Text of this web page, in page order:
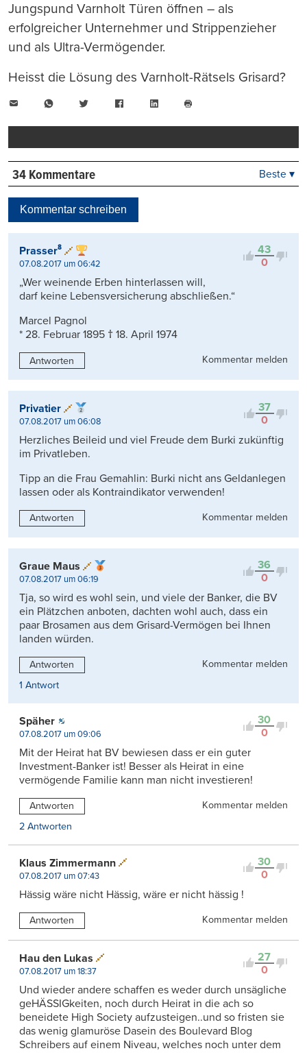
Jungspund Varnholt Türen öffnen – als
erfolgreicher Unternehmer und Strippenzieher
und als Ultra-Vermögender.
Heisst die Lösung des Varnholt-Rätsels Grisard?
WhatsAppTwitter FacebookLinkedIn
drucken
34 Kommentare
Kontrovers
Beste ▾
Kommentar schreiben
43
0
Prasser⁸
07.08.2017 um 06:42
„Wer weinende Erben hinterlassen will,
darf keine Lebensversicherung abschließen.“
Marcel Pagnol
* 28. Februar 1895 † 18. April 1974
Antworten Kommentar melden
37
0
Privatier
07.08.2017 um 06:08
Herzliches Beileid und viel Freude dem Burki zukünftig
im Privatleben.
Tipp an die Frau Gemahlin: Burki nicht ans Geldanlegen
lassen oder als Kontraindikator verwenden!
Antworten Kommentar melden
36
0
Graue Maus
07.08.2017 um 06:19
Tja, so wird es wohl sein, und viele der Banker, die BV
ein Plätzchen anboten, dachten wohl auch, dass ein
paar Brosamen aus dem Grisard-Vermögen bei Ihnen
landen würden.
Antworten
Kommentar melden
1 Antwort
30
0
Späher
07.08.2017 um 09:06
Mit der Heirat hat BV bewiesen dass er ein guter
Investment-Banker ist! Besser als Heirat in eine
vermögende Familie kann man nicht investieren!
Antworten
Kommentar melden
2 Antworten
30
0
Klaus Zimmermann
07.08.2017 um 07:43
Hässig wäre nicht Hässig, wäre er nicht hässig !
Antworten Kommentar melden
27
0
Hau den Lukas
07.08.2017 um 18:37
Und wieder andere schaffen es weder durch unsägliche
geHÄSSIGkeiten, noch durch Heirat in die ach so
beneidete High Society aufzusteigen..und so fristen sie
das wenig glamuröse Dasein des Boulevard Blog
Schreibers auf einem Niveau, welches noch unter dem